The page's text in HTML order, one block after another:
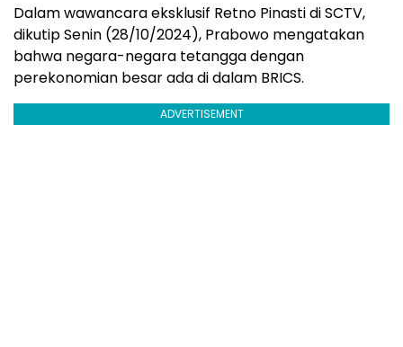
Dalam wawancara eksklusif Retno Pinasti di SCTV,
dikutip Senin (28/10/2024), Prabowo mengatakan
bahwa negara-negara tetangga dengan
perekonomian besar ada di dalam BRICS.
ADVERTISEMENT